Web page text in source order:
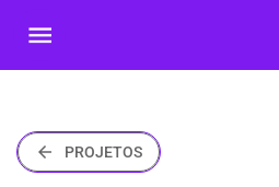
menu
arrow_back PROJETOS